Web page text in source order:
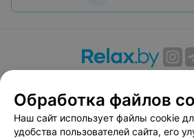
Вакансии
Публичный договор
Публичный договор по
«Афиша»
Обработка файлов
Наш сайт использует файлы cookie
удобства пользователей сайта, его